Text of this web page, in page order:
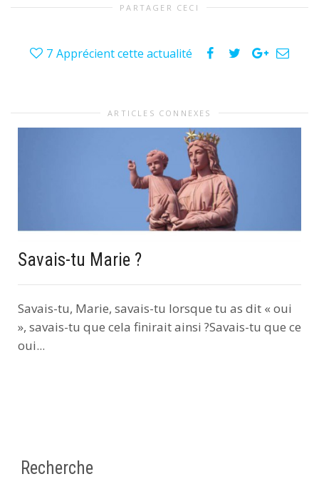
PARTAGER CECI
7 Apprécient cette actualité
ARTICLES CONNEXES
Savais-tu Marie ?
Savais-tu, Marie, savais-tu lorsque tu as dit « oui
», savais-tu que cela finirait ainsi ?Savais-tu que ce
oui...
Recherche